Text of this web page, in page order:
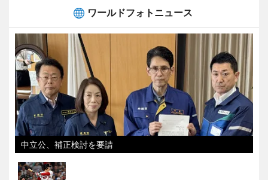
ワールドフォトニュース
中立公、補正検討を要請